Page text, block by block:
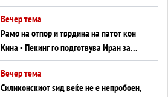
во Суец најавува глобален енергетски
инфаркт?
Вечер тема
Рамо на отпор и тврдина на патот кон
Кина - Пекинг го подготвува Иран за
американска копнена инвазија
Вечер тема
Силиконскиот ѕид веќе не е непробоен,